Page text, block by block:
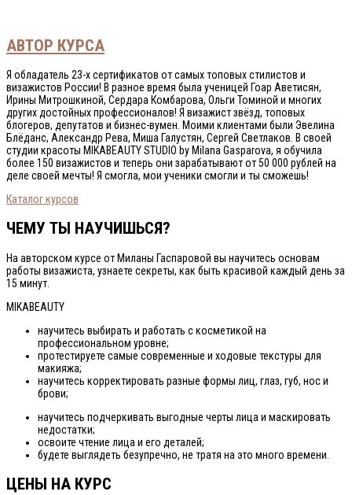
АВТОР КУРСА
Я обладатель 23-х сертификатов от самых топовых стилистов и
визажистов России! В разное время была ученицей Гоар Аветисян,
Ирины Митрошкиной, Сердара Комбарова, Ольги Томиной и многих
других достойных профессионалов! Я визажист звёзд, топовых
блогеров, депутатов и бизнес-вумен. Моими клиентами были Эвелина
Блёданс, Александр Рева, Миша Галустян, Сергей Светлаков. В своей
студии красоты MIKABEAUTY STUDIO by Milana Gasparova, я обучила
более 150 визажистов и теперь они зарабатывают от 50 000 рублей на
деле своей мечты! Я смогла, мои ученики смогли и ты сможешь!
Каталог курсов
ЧЕМУ ТЫ НАУЧИШЬСЯ?
На авторском курсе от Миланы Гаспаровой вы научитесь основам
работы визажиста, узнаете секреты, как быть красивой каждый день за
15 минут.
MIKABEAUTY
научитесь выбирать и работать с косметикой на
профессиональном уровне;
протестируете самые современные и ходовые текстуры для
макияжа;
научитесь корректировать разные формы лиц, глаз, губ, нос и
брови;
научитесь подчеркивать выгодные черты лица и маскировать
недостатки;
освоите чтение лица и его деталей;
будете выглядеть безупречно, не тратя на это много времени.
ЦЕНЫ НА КУРС